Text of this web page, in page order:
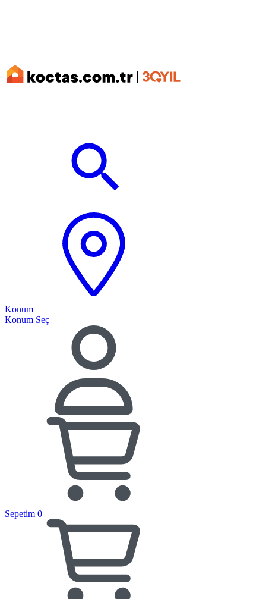
Konum
Konum Seç
Sepetim 0